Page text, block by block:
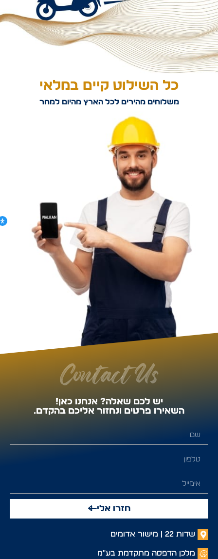
כל השילוט קיים במלאי
משלוחים מהירים לכל הארץ מהיום למחר
Contact Us
יש לכם שאלה? אנחנו כאן!
השאירו פרטים ונחזור אליכם בהקדם.
חזרו אלי
שדות 22 | מישור אדומים
מלכן הדפסה מתקדמת בע"מ